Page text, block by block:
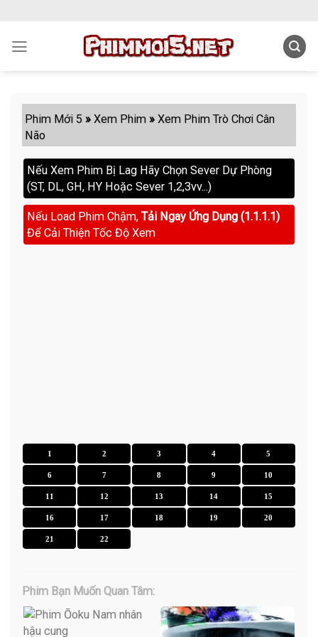
content
Phim Mới 5 »Xem Phim »Xem Phim Trò Chơi Cân
Não
Nếu Xem Phim Bị Lag Hãy Chọn Sever Dự Phòng
(ST, DL, GH, HY Hoặc Sever 1,2,3vv...)
Nếu Load Phim Chậm, Tải Ngay Ứng Dụng (1.1.1.1)
Để Cải Thiện Tốc Độ Xem
1 2 3 4 5
6 7 8 9 10
11 12 13 14 15
16 17 18 19 20
21 22
Phim Bạn Muốn Quan Tâm: